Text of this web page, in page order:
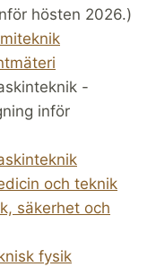
hösten 2026.)
-
inför
och teknik
säkerhet och
fysik